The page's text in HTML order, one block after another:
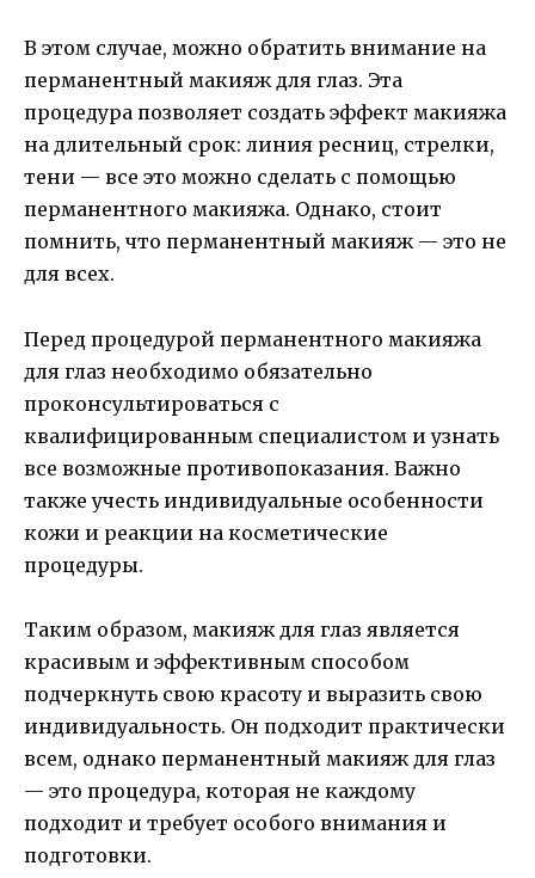
В этом случае, можно обратить внимание на
перманентный макияж для глаз. Эта
процедура позволяет создать эффект макияжа
на длительный срок: линия ресниц, стрелки,
тени — все это можно сделать с помощью
перманентного макияжа. Однако, стоит
помнить, что перманентный макияж — это не
для всех.
Перед процедурой перманентного макияжа
для глаз необходимо обязательно
проконсультироваться с
квалифицированным специалистом и узнать
все возможные противопоказания. Важно
также учесть индивидуальные особенности
кожи и реакции на косметические
процедуры.
Таким образом, макияж для глаз является
красивым и эффективным способом
подчеркнуть свою красоту и выразить свою
индивидуальность. Он подходит практически
всем, однако перманентный макияж для глаз
— это процедура, которая не каждому
подходит и требует особого внимания и
подготовки.